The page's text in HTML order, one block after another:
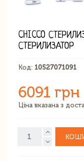
CHICCO
СТЕРИЛИЗАТОР
Код: 10527071091
6091 грн
Ціна вказана з